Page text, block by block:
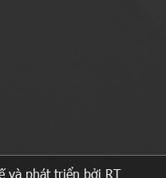
và phát triển bởi RT